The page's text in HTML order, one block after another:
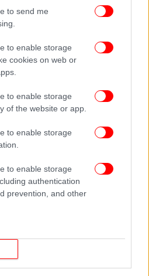
to send me
to enable storage
cookies on web or
to enable storage
of the website or app.
to enable storage
to enable storage
authentication
prevention, and other
από την Ελλάδα και τον Κόσμο,